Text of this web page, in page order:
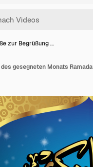
zur Begrüßung …